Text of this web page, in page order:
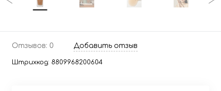
Отзывов: 0 Добавить отзыв
Штрихкод: 8809968200604